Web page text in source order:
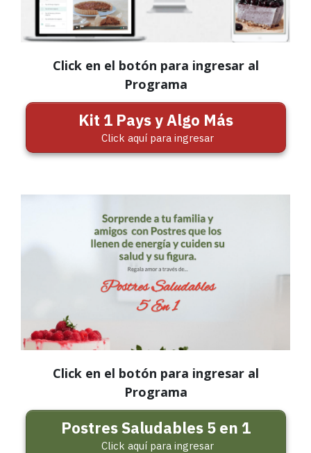
Click en el botón para ingresar al
Programa
Kit 1 Pays y Algo Más
Click aquí para ingresar
Click en el botón para ingresar al
Programa
Postres Saludables 5 en 1
Click aquí para ingresar